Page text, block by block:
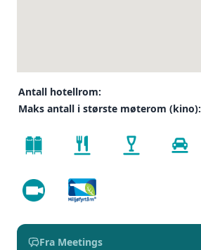
Antall hotellrom:
Maks antall i største møterom (kino):
Fra Meetings